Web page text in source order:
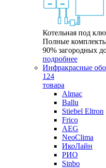
Котельная под
Полные
90% загородных
подробнее
Инфракрасные
124
товара
Almac
Ballu
Stiebel Eltron
Frico
AEG
NeoClima
ИкоЛайн
РИО
Sinbo